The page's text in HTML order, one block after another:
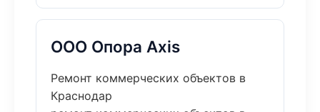
ООО Опора Axis
Ремонт коммерческих объектов в
Краснодар